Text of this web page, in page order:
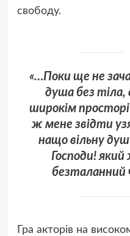
свободу.
«…Поки ще не
душа без тіла,
широкім
ж мене звідти
нащо вільну
Господи!
безталанний
Гра акторів на